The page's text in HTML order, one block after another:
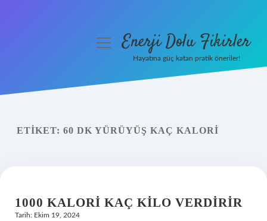
Yasal Uyarı
menüyüEnerji Dolu Fikirler
Hayatına güç katan pratik öneriler!
ETIKET: 60 DK YÜRÜYÜŞ KAÇ KALORI
1000 KALORI KAÇ KILO VERDIRIR
Tarih: Ekim 19, 2024